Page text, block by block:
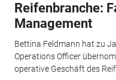
Reifenbranche:
Management
Bettina Feldmann hat zu
Operations Officer
operative Geschäft des